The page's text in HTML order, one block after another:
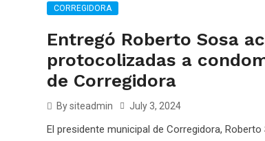
CORREGIDORA
Entregó Roberto Sosa
protocolizadas a
de Corregidora
By siteadmin July 3, 2024
El presidente municipal de Corregidora, Roberto